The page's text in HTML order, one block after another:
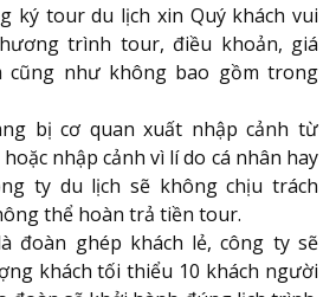
ký tour du lịch xin Quý khách vui
trình tour, điều khoản, giá
cũng như không bao gồm trong
bị cơ quan xuất nhập cảnh từ
nhập cảnh vì lí do cá nhân hay
ty du lịch sẽ không chịu trách
thể hoàn trả tiền tour.
đoàn ghép khách lẻ, công ty sẽ
khách tối thiểu 10 khách người